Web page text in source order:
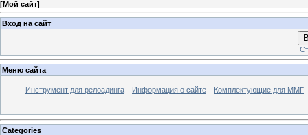
[Мой сайт]
Вход на сайт
Меню сайта
Инструмент для релоадинга Информация о сайте Комплектующие для ММГ
Categories